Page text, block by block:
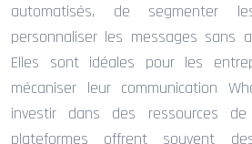
automatisés, de segmenter
personnaliser les messages sans
Elles sont idéales pour les
mécaniser leur communication
investir dans des ressources de
plateformes offrent souvent